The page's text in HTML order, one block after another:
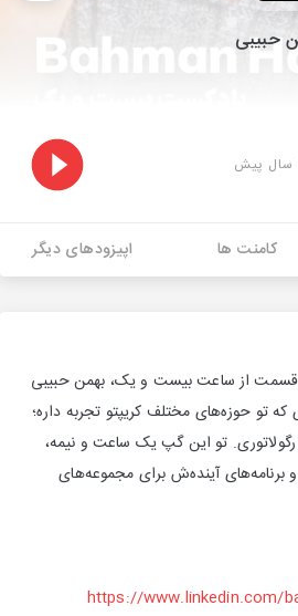
حبیبی
کامنت ها اپیزودهای دیگر
از ساعت بیست و یک، بهمن حبیبی
که تو حوزه‌های مختلف کریپتو تجربه داره؛
تو این گپ یک ساعت و نیمه،
آینده‌ش برای مجموعه‌های
https://www.linkedin.com/